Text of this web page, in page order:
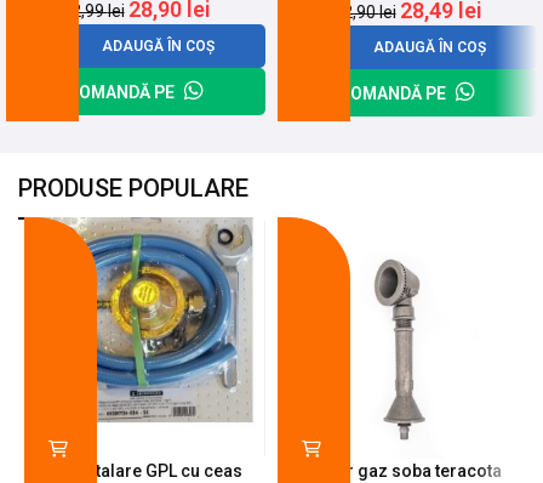
32,99lei 28,90 lei
ADAUGĂ ÎN COȘ
COMANDĂ PE
32,90lei 28,49 lei
ADAUGĂ ÎN COȘ
COMANDĂ PE
PRODUSE POPULARE
Kit instalare GPL cu ceas
Arzator gaz soba teracota